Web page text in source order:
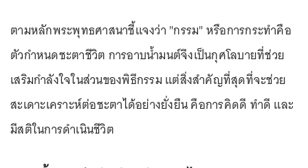
ตามหลักพระพุทธศาสนาชี้แจงว่า "กรรม" หรือการกระทำคือ
ตัวกำหนดชะตาชีวิต การอาบน้ำมนต์จึงเป็นกุศโลบายที่ช่วย
เสริมกำลังใจในส่วนของพิธีกรรม แต่สิ่งสำคัญที่สุดที่จะช่วย
สะเดาะเคราะห์ต่อชะตาได้อย่างยั่งยืน คือการคิดดี ทำดี และ
มีสติในการดำเนินชีวิต